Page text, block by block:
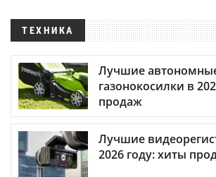
ТЕХНИКА
Лучшие
газонокосилки в
продаж
Лучшие
2026 году: хиты